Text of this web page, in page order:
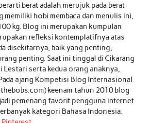
berat adalah merujuk pada berat
memiliki hobi membaca dan menulis ini,
kg. Blog ini merupakan kumpulan
refleksi kontemplatifnya atas
disekitarnya, baik yang penting,
penting. Saat ini tinggal di Cikarang
Lestari serta kedua orang anaknya,
ajang Kompetisi Blog Internasional
keenam tahun 2010 blog
pemenang favorit pengguna internet
kategori Bahasa Indonesia.